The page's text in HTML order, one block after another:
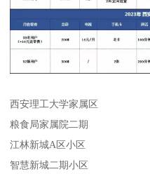
西安理工大学家属区
粮食局家属院二期
江林新城A区小区
智慧新城二期小区